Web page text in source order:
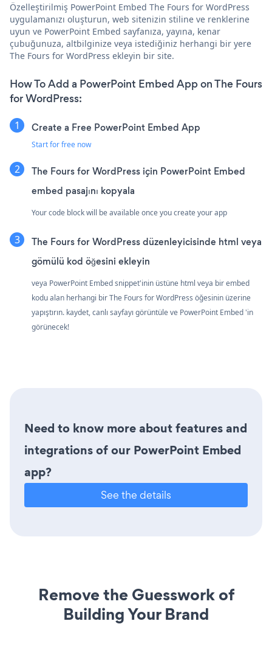
Özelleştirilmiş PowerPoint Embed The Fours for WordPress
uygulamanızı oluşturun, web sitenizin stiline ve renklerine
uyun ve PowerPoint Embed sayfanıza, yayına, kenar
çubuğunuza, altbilginize veya istediğiniz herhangi bir yere
The Fours for WordPress ekleyin bir site.
How To Add a PowerPoint Embed App on The Fours
for WordPress:
Create a Free PowerPoint Embed App
Start for free now
The Fours for WordPress için PowerPoint Embed
embed pasajını kopyala
Your code block will be available once you create your app
The Fours for WordPress düzenleyicisinde html veya
gömülü kod öğesini ekleyin
veya PowerPoint Embed snippet'inin üstüne html veya bir embed
kodu alan herhangi bir The Fours for WordPress öğesinin üzerine
yapıştırın. kaydet, canlı sayfayı görüntüle ve PowerPoint Embed 'in
görünecek!
Need to know more about features and
integrations of our PowerPoint Embed
app?
See the details
Remove the Guesswork of
Building Your Brand